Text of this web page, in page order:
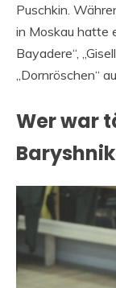
Puschkin.
in Moskau hatte
Bayadere“,
„Dornröschen“
Wer war